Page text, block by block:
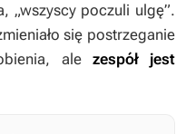
, „wszyscy poczuli ulgę”.
się postrzeganie
alezespół jest